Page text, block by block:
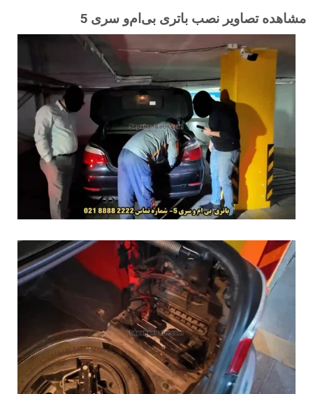
مشاهده تصاویر نصب باتری بی‌ام‌و سری 5